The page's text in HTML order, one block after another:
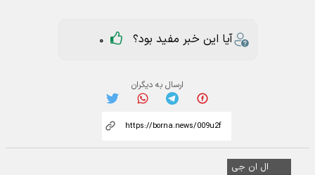
آیا این خبر مفید بود؟ 0
ارسال به دیگران
ال ان جی